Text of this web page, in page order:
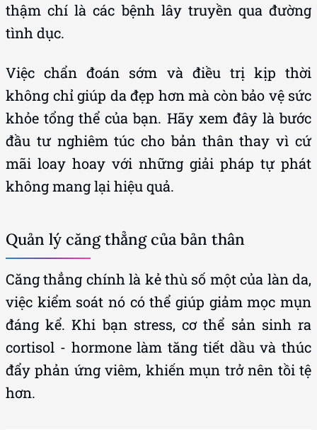
thậm chí là các bệnh lây truyền qua đường
tình dục.
Việc chẩn đoán sớm và điều trị kịp thời
không chỉ giúp da đẹp hơn mà còn bảo vệ sức
khỏe tổng thể của bạn. Hãy xem đây là bước
đầu tư nghiêm túc cho bản thân thay vì cứ
mãi loay hoay với những giải pháp tự phát
không mang lại hiệu quả.
Quản lý căng thẳng của bản thân
Căng thẳng chính là kẻ thù số một của làn da,
việc kiểm soát nó có thể giúp giảm mọc mụn
đáng kể. Khi bạn stress, cơ thể sản sinh ra
cortisol - hormone làm tăng tiết dầu và thúc
đẩy phản ứng viêm, khiến mụn trở nên tồi tệ
hơn.